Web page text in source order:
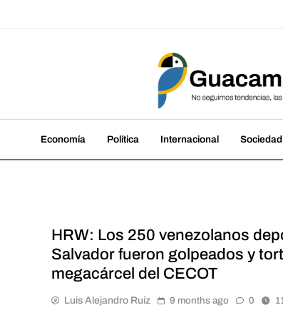
Guacamaya
Economía Política Internacional Sociedad
HRW: Los 250 venezolanos
Salvador fueron golpeados y
megacárcel del CECOT
Luis Alejandro Ruiz 9 months ago 0